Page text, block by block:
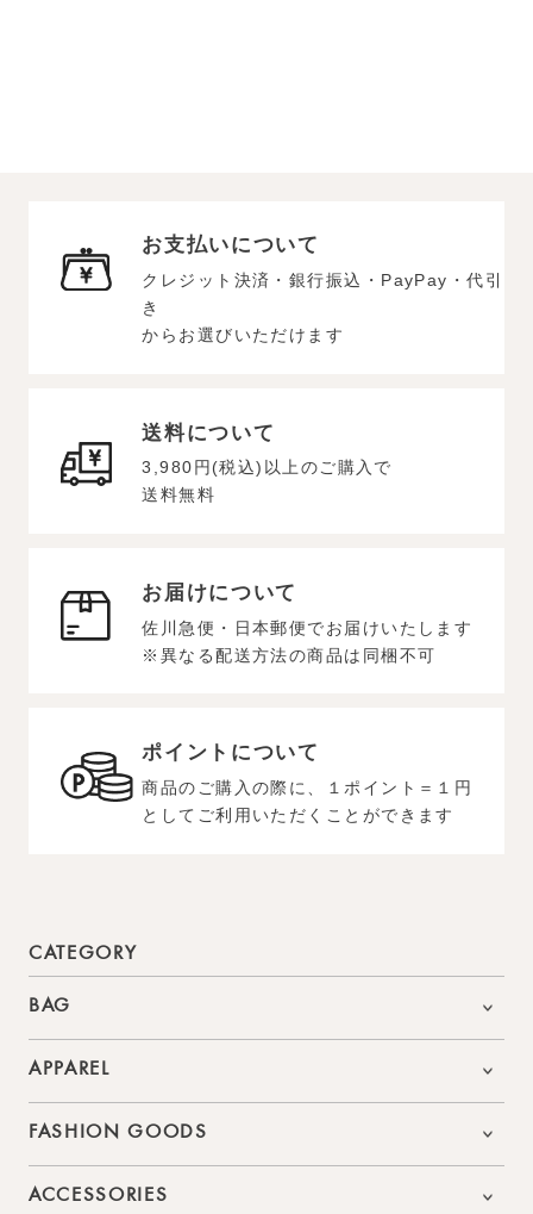
お支払いについて
クレジット決済・銀行振込・PayPay・代引
き
からお選びいただけます
送料について
3,980円(税込)以上のご購入で
送料無料
お届けについて
佐川急便・日本郵便でお届けいたします
※異なる配送方法の商品は同梱不可
ポイントについて
商品のご購入の際に、１ポイント＝１円
としてご利用いただくことができます
CATEGORY
BAG
APPAREL
FASHION GOODS
ACCESSORIES